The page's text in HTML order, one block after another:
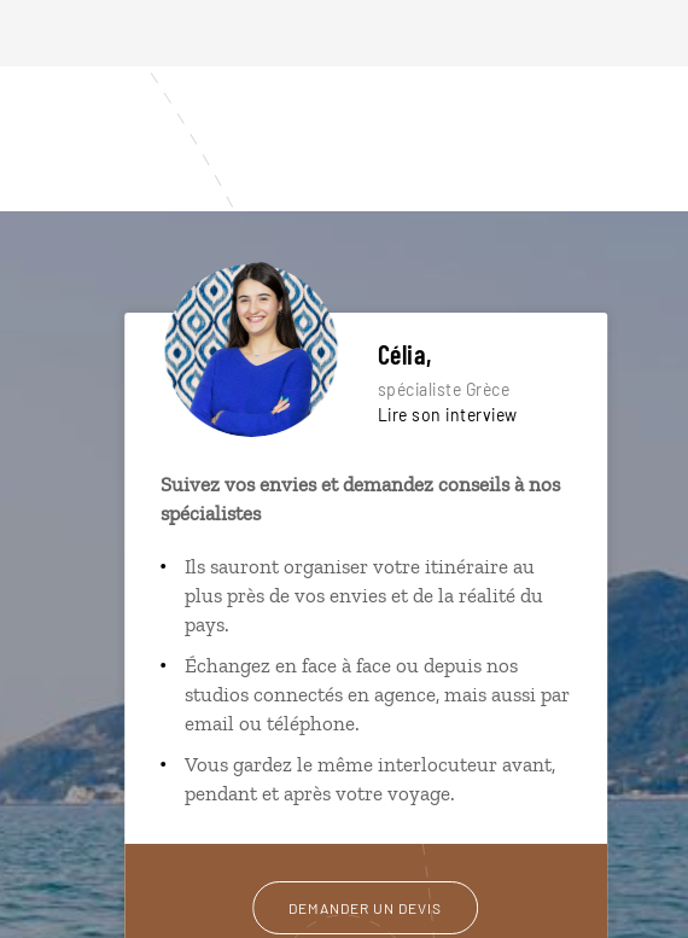
Célia,
spécialiste Grèce
Lire son interview
Suivez vos envies et demandez conseils à nos
spécialistes
Ils sauront organiser votre itinéraire au
plus près de vos envies et de la réalité du
pays.
Échangez en face à face ou depuis nos
studios connectés en agence, mais aussi par
email ou téléphone.
Vous gardez le même interlocuteur avant,
pendant et après votre voyage.
DEMANDER UN DEVIS